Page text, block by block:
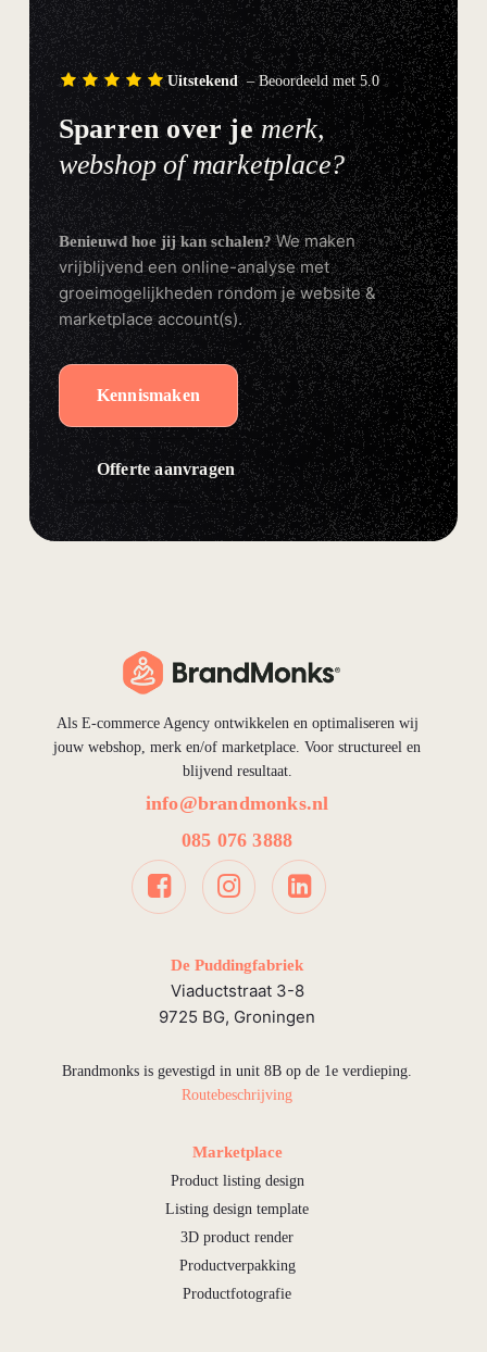
Uitstekend– Beoordeeld met 5.0
Sparren over jemerk,
webshop of marketplace?
Benieuwd hoe jij kan schalen?We maken
vrijblijvend een online-analyse met
groeimogelijkheden rondom je website &
marketplace account(s).
Kennismaken
Offerte aanvragen
Als E-commerce Agency ontwikkelen en optimaliseren wij
jouw webshop, merk en/of marketplace. Voor structureel en
blijvend resultaat.
info@brandmonks.nl
085 076 3888
De Puddingfabriek
Viaductstraat 3-8
9725 BG, Groningen
Brandmonks is gevestigd in unit 8B op de 1e verdieping.
Routebeschrijving
Marketplace
Product listing design
Listing design template
3D product render
Productverpakking
Productfotografie